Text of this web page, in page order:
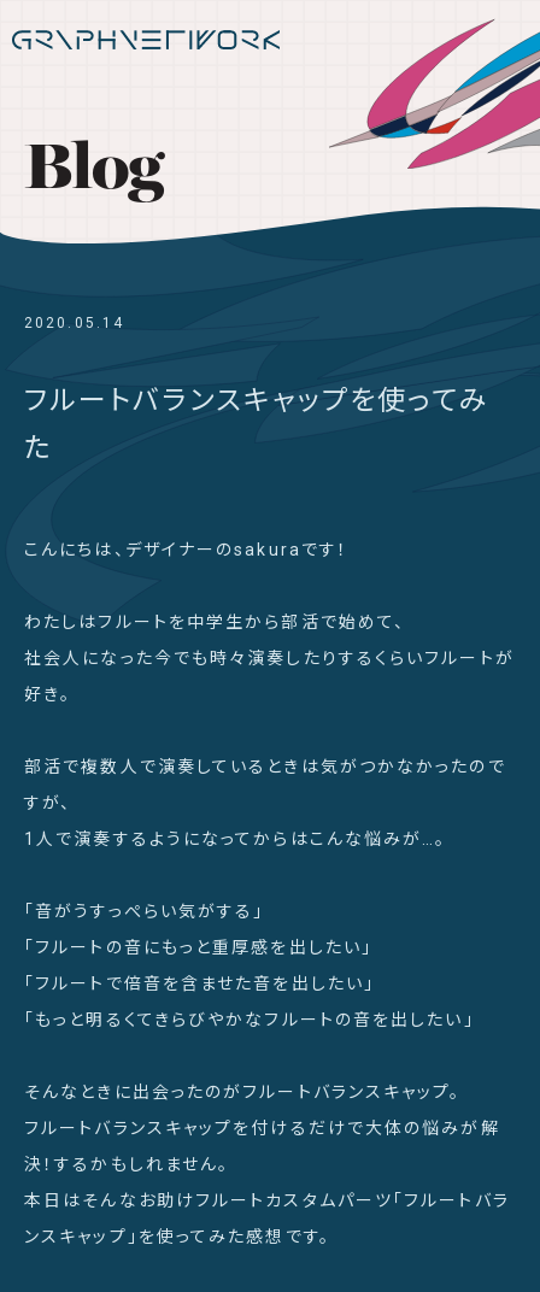
Blog
2020.05.14
フルートバランスキャップを使ってみ
た
こんにちは、デザイナーのsakuraです！
わたしはフルートを中学生から部活で始めて、
社会人になった今でも時々演奏したりするくらいフルートが
好き。
部活で複数人で演奏しているときは気がつかなかったので
すが、
1人で演奏するようになってからはこんな悩みが…。
「音がうすっぺらい気がする」
「フルートの音にもっと重厚感を出したい」
「フルートで倍音を含ませた音を出したい」
「もっと明るくてきらびやかなフルートの音を出したい」
そんなときに出会ったのがフルートバランスキャップ。
フルートバランスキャップを付けるだけで大体の悩みが解
決！するかもしれません。
本日はそんなお助けフルートカスタムパーツ「フルートバラ
ンスキャップ」を使ってみた感想です。